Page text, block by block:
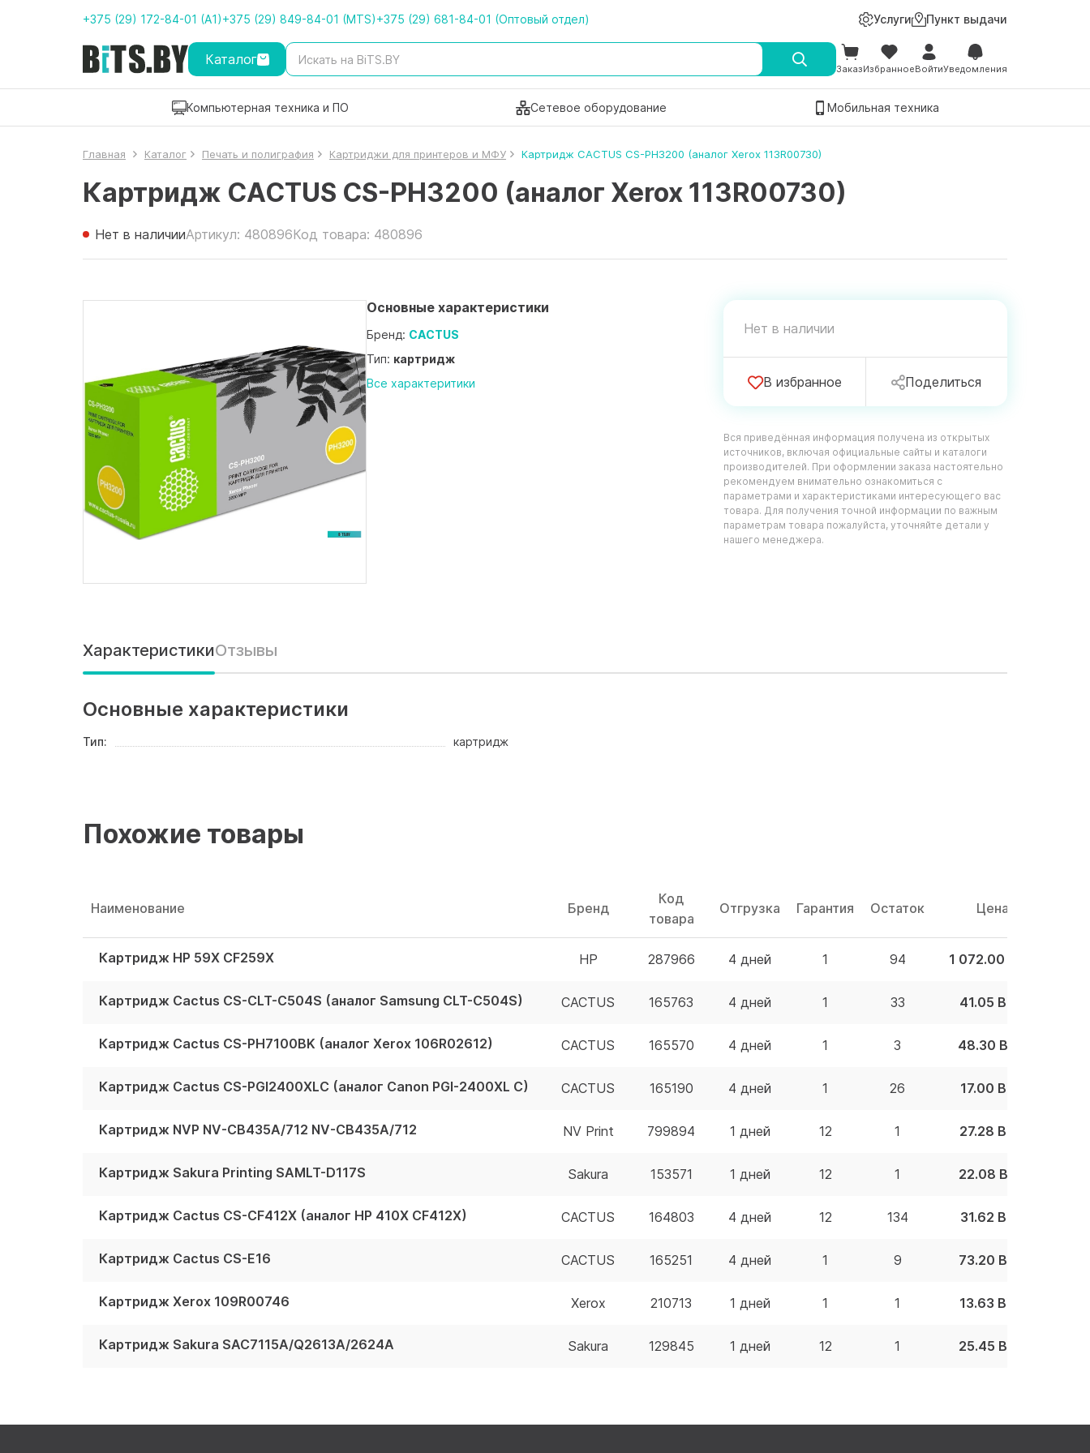
+375 (29) 172-84-01 (A1)+375 (29) 849-84-01 (MTS)+375 (29) 681-84-01 (Оптовый отдел) Услуги Пункт выдачи
Каталог
ЗаказИзбранноеВойтиУведомления
Компьютерная техника и ПО Сетевое оборудование Мобильная техника
Главная Каталог Печать и полиграфия Картриджи для принтеров и МФУ Картридж CACTUS CS-PH3200 (аналог Xerox 113R00730)
Картридж CACTUS CS-PH3200 (аналог Xerox 113R00730)
Нет в наличииАртикул: 480896Код товара: 480896
Основные характеристики
Бренд: CACTUS
Тип: картридж
Все характеритики
Нет в наличии
В избранное Поделиться
Вся приведённая информация получена из открытых
источников, включая официальные сайты и каталоги
производителей. При оформлении заказа настоятельно
рекомендуем внимательно ознакомиться с
параметрами и характеристиками интересующего вас
товара. Для получения точной информации по важным
параметрам товара пожалуйста, уточняйте детали у
нашего менеджера.
ХарактеристикиОтзывы
Основные характеристики
Тип: картридж
Похожие товары
Наименование Бренд
Код
товара
Отгрузка Гарантия Остаток Цена
Картридж HP 59X CF259X HP 287966 4 дней 1 94 1 072.00 BYN
Картридж Cactus CS-CLT-C504S (аналог Samsung CLT-С504S) CACTUS 165763 4 дней 1 33 41.05 BYN
Картридж Cactus CS-PH7100BK (аналог Xerox 106R02612) CACTUS 165570 4 дней 1 3 48.30 BYN
Картридж Cactus CS-PGI2400XLC (аналог Canon PGI-2400XL C) CACTUS 165190 4 дней 1 26 17.00 BYN
Картридж NVP NV-CB435A/712 NV-CB435A/712 NV Print 799894 1 дней 12 1 27.28 BYN
Картридж Sakura Printing SAMLT-D117S Sakura 153571 1 дней 12 1 22.08 BYN
Картридж Cactus CS-CF412X (аналог HP 410X CF412X) CACTUS 164803 4 дней 12 134 31.62 BYN
Картридж Cactus CS-E16 CACTUS 165251 4 дней 1 9 73.20 BYN
Картридж Xerox 109R00746 Xerox 210713 1 дней 1 1 13.63 BYN
Картридж Sakura SAC7115A/Q2613A/2624A Sakura 129845 1 дней 12 1 25.45 BYN